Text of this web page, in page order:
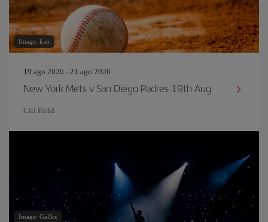
Image: kao
19 ago 2026 - 21 ago 2026
New York Mets v San Diego Padres 19th Aug
Citi Field
Image: Gallks